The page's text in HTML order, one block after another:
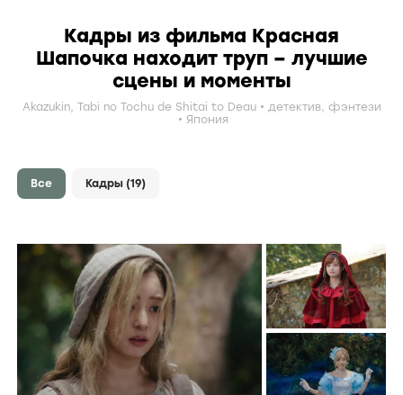
Кадры из фильма Красная
Шапочка находит труп – лучшие
сцены и моменты
Akazukin, Tabi no Tochu de Shitai to Deau детектив, фэнтези
Япония
Все Кадры (19)